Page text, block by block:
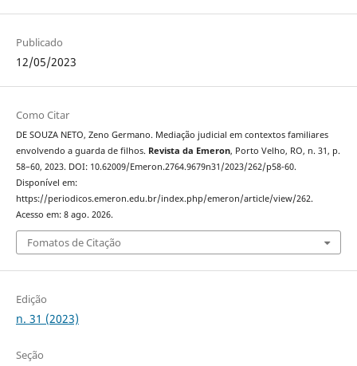
Publicado
12/05/2023
Como Citar
DE SOUZA NETO, Zeno Germano. Mediação judicial em contextos familiares
envolvendo a guarda de filhos. Revista da Emeron, Porto Velho, RO, n. 31, p.
58–60, 2023. DOI: 10.62009/Emeron.2764.9679n31/2023/262/p58-60.
Disponível em:
https://periodicos.emeron.edu.br/index.php/emeron/article/view/262.
Acesso em: 8 ago. 2026.
Fomatos de Citação
Edição
n. 31 (2023)
Seção